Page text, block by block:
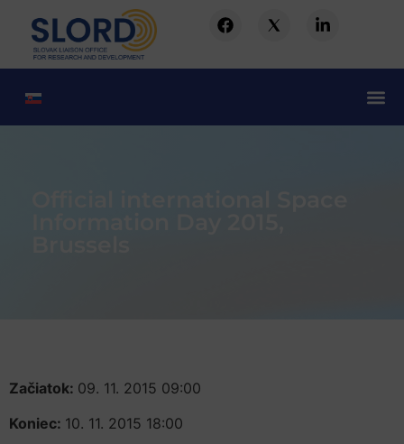
Začiatok: 09. 11. 2015 09:00
Koniec: 10. 11. 2015 18:00